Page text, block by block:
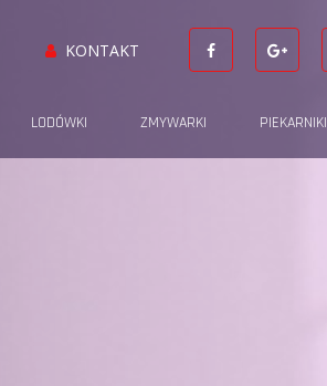
KONTAKT
LODÓWKI ZMYWARKI PIEKARNIKI